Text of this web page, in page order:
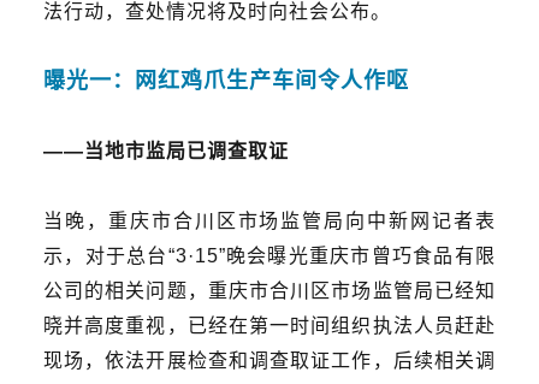
法行动，查处情况将及时向社会公布。
曝光一 ： 网红鸡爪生产车间令人作呕
——当地市监局已调查取证
当晚，重庆市合川区市场监管局向中新网记者表
示，对于总台“3·15”晚会曝光重庆市曾巧食品有限
公司的相关问题，重庆市合川区市场监管局已经知
晓并高度重视，已经在第一时间组织执法人员赶赴
现场，依法开展检查和调查取证工作，后续相关调